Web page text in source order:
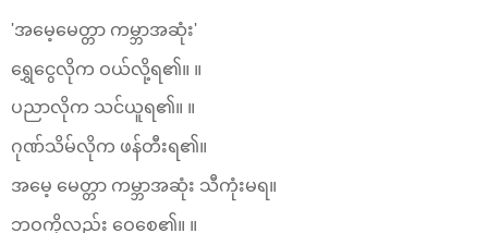
'အမေ့မေတ္တာ ကမ္ဘာအဆုံး'
ရွှေငွေလိုက ဝယ်လို့ရ၏။ ။
ပညာလိုက သင်ယူရ၏။ ။
ဂုဏ်သိမ်လိုက ဖန်တီးရ၏။
အမေ့ မေတ္တာ ကမ္ဘာအဆုံး သီကုံးမရ။
ဘဝကိုလည်း ဝေစေ၏။ ။